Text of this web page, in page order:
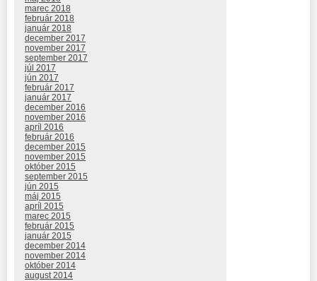
marec 2018
február 2018
január 2018
december 2017
november 2017
september 2017
júl 2017
jún 2017
február 2017
január 2017
december 2016
november 2016
apríl 2016
február 2016
december 2015
november 2015
október 2015
september 2015
jún 2015
máj 2015
apríl 2015
marec 2015
február 2015
január 2015
december 2014
november 2014
október 2014
august 2014